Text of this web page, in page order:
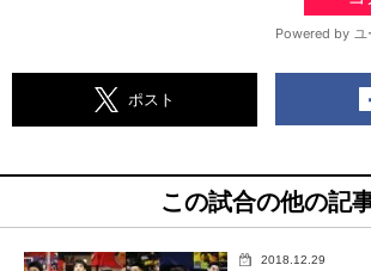
ポスト
この試合の他の記
2018.12.29